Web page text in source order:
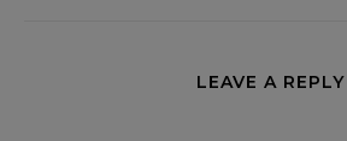
LEAVE A REPLY